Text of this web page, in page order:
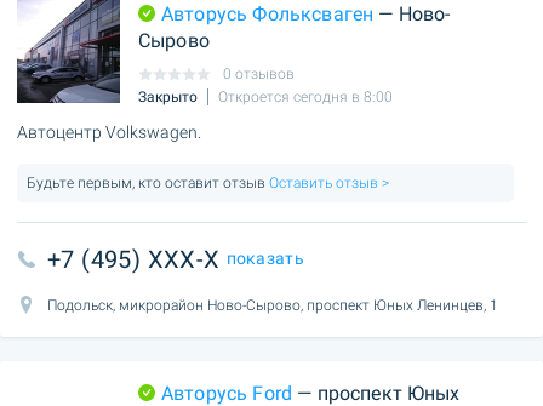
Авторусь Фольксваген — Ново-
Сырово
0 отзывов
Закрыто
Откроется сегодня в 8:00
Автоцентр Volkswagen.
Будьте первым, кто оставит отзыв Оставить отзыв >
+7 (495) XXX-X показать
Подольск, микрорайон Ново-Сырово, проспект Юных Ленинцев, 1
Авторусь Ford — проспект Юных